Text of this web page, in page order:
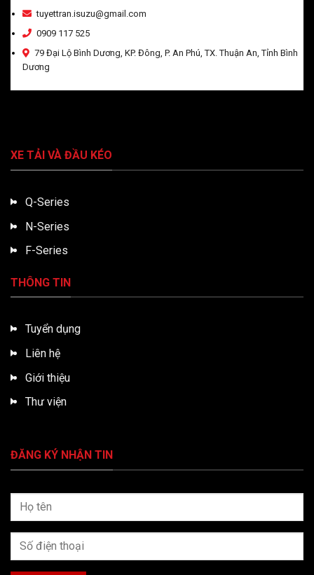
tuyettran.isuzu@gmail.com
0909 117 525
79 Đại Lộ Bình Dương, KP. Đông, P. An Phú, TX. Thuận An, Tỉnh Bình
Dương
XE TẢI VÀ ĐẦU KÉO
Q-Series
N-Series
F-Series
THÔNG TIN
Tuyển dụng
Liên hệ
Giới thiệu
Thư viện
ĐĂNG KÝ NHẬN TIN